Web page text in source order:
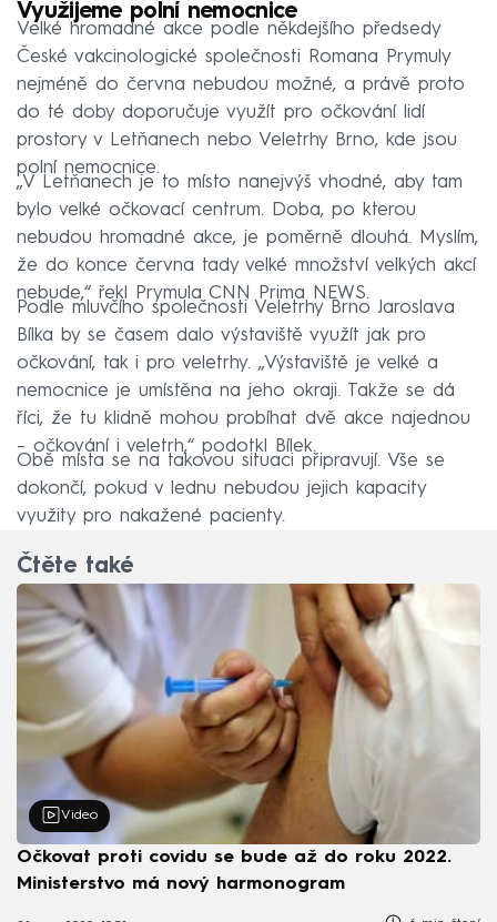
Využijeme polní nemocnice
Velké hromadné akce podle někdejšího předsedy
České vakcinologické společnosti Romana Prymuly
nejméně do června nebudou možné, a právě proto
do té doby doporučuje využít pro očkování lidí
prostory v Letňanech nebo Veletrhy Brno, kde jsou
polní nemocnice.
„V Letňanech je to místo nanejvýš vhodné, aby tam
bylo velké očkovací centrum. Doba, po kterou
nebudou hromadné akce, je poměrně dlouhá. Myslím,
že do konce června tady velké množství velkých akcí
nebude,“ řekl Prymula CNN Prima NEWS.
Podle mluvčího společnosti Veletrhy Brno Jaroslava
Bílka by se časem dalo výstaviště využít jak pro
očkování, tak i pro veletrhy. „Výstaviště je velké a
nemocnice je umístěna na jeho okraji. Takže se dá
říci, že tu klidně mohou probíhat dvě akce najednou
– očkování i veletrh,“ podotkl Bílek.
Obě místa se na takovou situaci připravují. Vše se
dokončí, pokud v lednu nebudou jejich kapacity
využity pro nakažené pacienty.
Čtěte také
Video
Očkovat proti covidu se bude až do roku 2022.
Ministerstvo má nový harmonogram